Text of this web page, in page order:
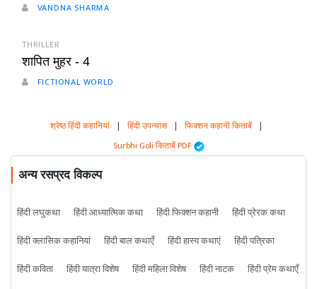
VANDNA SHARMA
THRILLER
शापित मुहर - 4
FICTIONAL WORLD
श्रेष्ठ हिंदी कहानियां | हिंदी उपन्यास | फिक्शन कहानी किताबें |
Surbhi Goli किताबें PDF
अन्य रसप्रद विकल्प
हिंदी लघुकथा हिंदी आध्यात्मिक कथा हिंदी फिक्शन कहानी
हिंदी प्रेरक कथा
हिंदी क्लासिक कहानियां
हिंदी बाल कथाएँ हिंदी हास्य कथाएं
हिंदी पत्रिका
हिंदी कविता
हिंदी यात्रा विशेष हिंदी महिला विशेष हिंदी नाटक
हिंदी प्रेम कथाएँ